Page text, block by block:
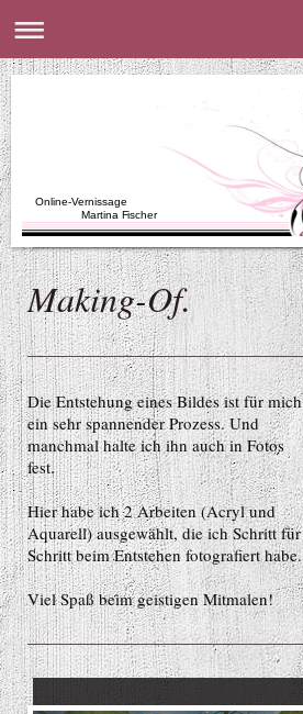
Online-Vernissage
Martina Fischer
Making-Of.
Die Entstehung eines Bildes ist für mich
ein sehr spannender Prozess. Und
manchmal halte ich ihn auch in Fotos
fest.
Hier habe ich 2 Arbeiten (Acryl und
Aquarell) ausgewählt, die ich Schritt für
Schritt beim Entstehen fotografiert habe.
Viel Spaß beim geistigen Mitmalen!